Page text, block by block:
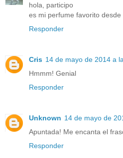
hola, participo
es mi perfume favorito desde
Responder
Cris 14 de mayo de 2014 a
Hmmm! Genial
Responder
Unknown 14 de mayo de
Apuntada! Me encanta el
Responder